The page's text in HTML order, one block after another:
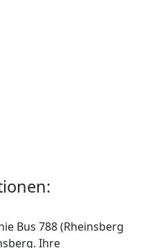
Bus 788 (Rheinsberg
Ihre